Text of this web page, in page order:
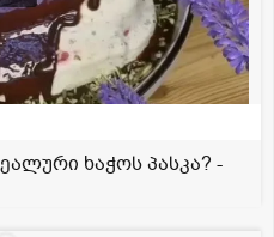
ხაჭოს პასკა? -